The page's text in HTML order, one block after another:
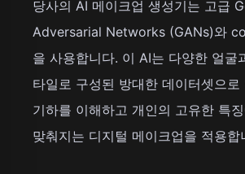
당사의 AI 메이크업 생성기는 고급
Adversarial Networks (GANs)와
을 사용합니다. 이 AI는 다양한 얼굴
타일로 구성된 방대한 데이터셋으로
기하를 이해하고 개인의 고유한 특
맞춰지는 디지털 메이크업을 적용합